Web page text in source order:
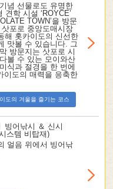
념 선물로도 유명한
견학 시설 ‘ROYCE’
TOWN’을 방문
포로 중앙도매시장
해 홋카이도의 신선한
맛볼 수 있습니다. 그
방문지는 삿포로 시
볼 수 있는 모이와산
식과 절경을 한 번에
이도의 매력을 응축한
도의 겨울을 즐기는 코스
빙어낚시 ＆ 신시
스템 비탑재)
얼음 위에서 빙어낚